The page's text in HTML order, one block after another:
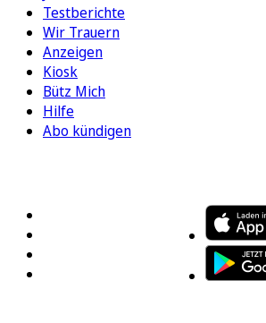
Testberichte
Wir Trauern
Anzeigen
Kiosk
Bütz Mich
Hilfe
Abo kündigen